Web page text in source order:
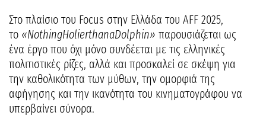
Στο πλαίσιο του Focus στην Ελλάδα του AFF 2025,
το «NothingHolierthanaDolphin» παρουσιάζεται ως
ένα έργο που όχι μόνο συνδέεται με τις ελληνικές
πολιτιστικές ρίζες, αλλά και προσκαλεί σε σκέψη για
την καθολικότητα των μύθων, την ομορφιά της
αφήγησης και την ικανότητα του κινηματογράφου να
υπερβαίνει σύνορα.